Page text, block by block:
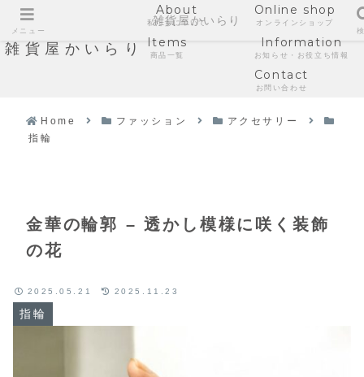
雑貨屋かいらり
About
私たちについて
Online shop
オンラインショップ
Items
商品一覧
Information
お知らせ・お役立ち情報
Contact
お問い合わせ
Home ファッション
アクセサリー
指輪
金華の輪郭 – 透かし模様に咲く装飾
の花
指輪
2025.05.21 2025.11.23
メニュー
雑貨屋かいらり